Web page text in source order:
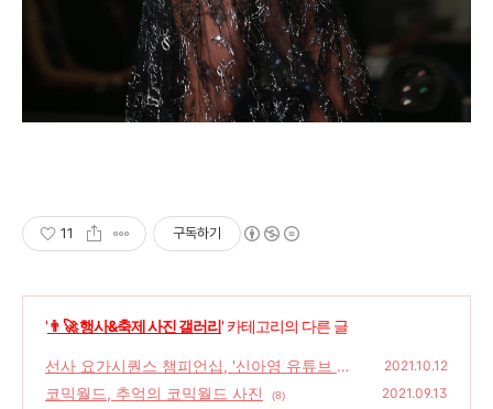
11 구독하기
'👨‍🚀 행사&축제 사진 갤러리' 카테고리의 다른 글
선사 요가시퀀스 챔피언십, '신아영 유튜브 요
가아영 운영'
(14)
2021.10.12
코믹월드, 추억의 코믹월드 사진 (8) 2021.09.13